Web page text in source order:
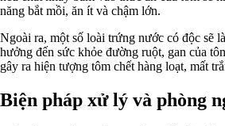
năng bắt mồi, ăn ít và chậm lớn.
Ngoài ra, một số loài trứng nước có độc sẽ
hưởng đến sức khỏe đường ruột, gan của
gây ra hiện tượng tôm chết hàng loạt, mất
Biện pháp xử lý và phòng